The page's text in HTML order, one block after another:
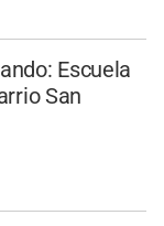
Escuela
San